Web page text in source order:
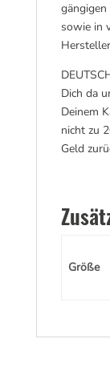
sowie in
Dich da
Deinem
nicht zu
Geld
Größe